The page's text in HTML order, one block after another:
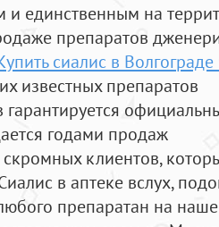
единственным на
препаратов
сиалис в
известных препаратов
гарантируется
годами продаж
скромных клиентов,
в аптеке вслух,
препаратан на